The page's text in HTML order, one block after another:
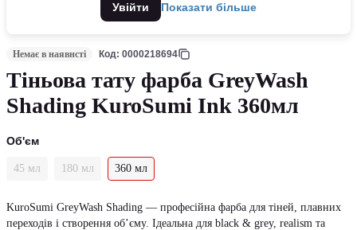
Увійти Показати більше
Немає в наявнсті Код: 0000218694
Тіньова тату фарба GreyWash
Shading KuroSumi Ink 360мл
Об'єм
45 мл 180 мл 360 мл
KuroSumi GreyWash Shading — професійна фарба для тіней, плавних
переходів і створення об’єму. Ідеальна для black & grey, realism та